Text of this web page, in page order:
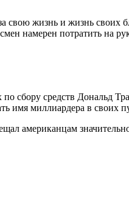
свою жизнь и жизнь
намерен потратить на
сбору средств Дональд
имя миллиардера в своих
американцам